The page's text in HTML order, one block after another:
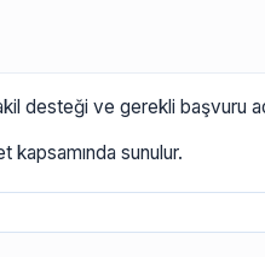
ve gerekli başvuru
kapsamında sunulur.